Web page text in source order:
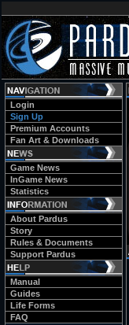
Login
Sign Up
Premium Accounts
Fan Art & Downloads
Game News
InGame News
Statistics
About Pardus
Story
Rules & Documents
Support Pardus
Manual
Guides
Life Forms
FAQ